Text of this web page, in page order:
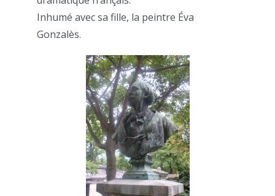
Inhumé avec sa fille, la peintre Éva
Gonzalès.